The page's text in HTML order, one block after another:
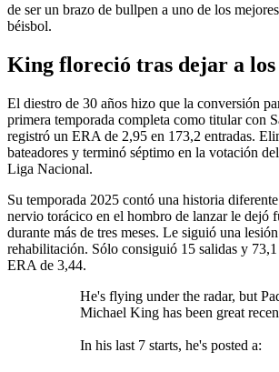
de ser un brazo de bullpen a uno de los
béisbol.
King floreció tras dejar a los
El diestro de 30 años hizo que la conversión
primera temporada completa como titular con
registró un ERA de 2,95 en 173,2 entradas.
bateadores y terminó séptimo en la votación
Liga Nacional.
Su temporada 2025 contó una historia
nervio torácico en el hombro de lanzar le dejó
durante más de tres meses. Le siguió una
rehabilitación. Sólo consiguió 15 salidas y 73,1
ERA de 3,44.
He's flying under the radar, but
Michael King has been great
In his last 7 starts, he's posted a: